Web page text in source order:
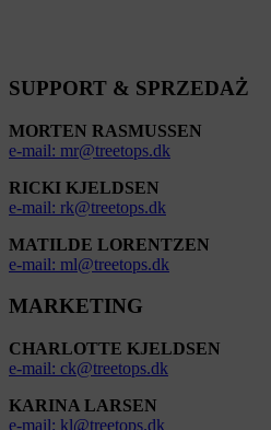
SUPPORT & SPRZEDAŻ
MORTEN RASMUSSEN
e-mail: mr@treetops.dk
RICKI KJELDSEN
e-mail: rk@treetops.dk
MATILDE LORENTZEN
e-mail: ml@treetops.dk
MARKETING
CHARLOTTE KJELDSEN
e-mail: ck@treetops.dk
KARINA LARSEN
e-mail: kl@treetops.dk